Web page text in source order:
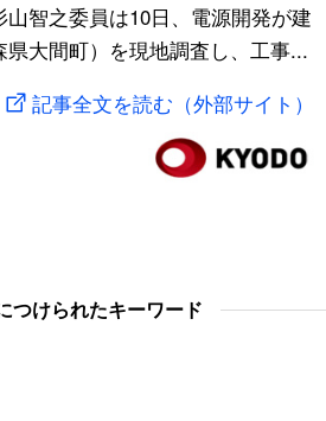
智之委員は10日、電源開発が建
大間町）を現地調査し、工事...
記事全文を読む（外部サイト）
つけられたキーワード